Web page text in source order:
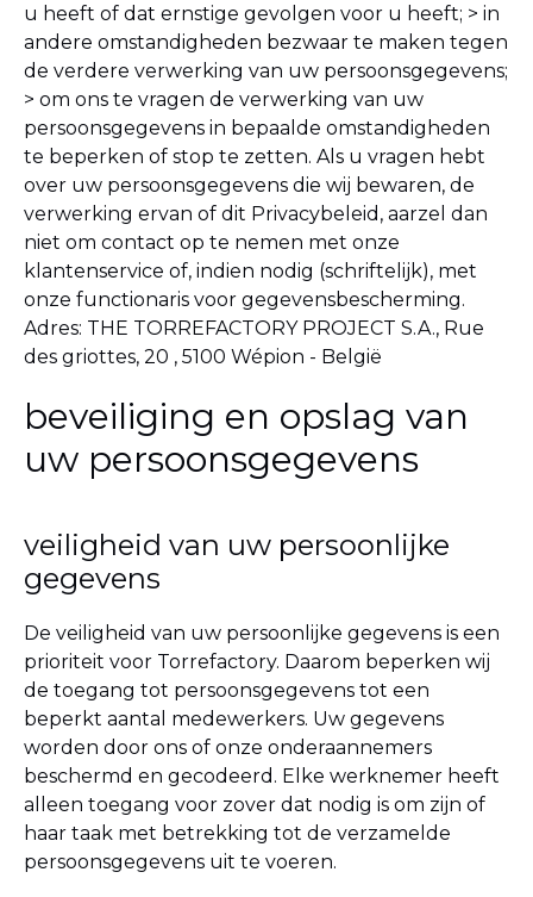
u heeft of dat ernstige gevolgen voor u heeft; > in
andere omstandigheden bezwaar te maken tegen
de verdere verwerking van uw persoonsgegevens;
> om ons te vragen de verwerking van uw
persoonsgegevens in bepaalde omstandigheden
te beperken of stop te zetten. Als u vragen hebt
over uw persoonsgegevens die wij bewaren, de
verwerking ervan of dit Privacybeleid, aarzel dan
niet om contact op te nemen met onze
klantenservice of, indien nodig (schriftelijk), met
onze functionaris voor gegevensbescherming.
Adres: THE TORREFACTORY PROJECT S.A., Rue
des griottes, 20 , 5100 Wépion - België
beveiliging en opslag van
uw persoonsgegevens
veiligheid van uw persoonlijke
gegevens
De veiligheid van uw persoonlijke gegevens is een
prioriteit voor Torrefactory. Daarom beperken wij
de toegang tot persoonsgegevens tot een
beperkt aantal medewerkers. Uw gegevens
worden door ons of onze onderaannemers
beschermd en gecodeerd. Elke werknemer heeft
alleen toegang voor zover dat nodig is om zijn of
haar taak met betrekking tot de verzamelde
persoonsgegevens uit te voeren.